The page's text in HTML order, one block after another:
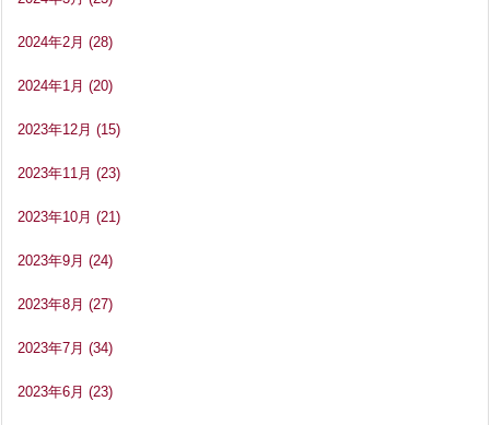
2024年2月 (28)
2024年1月 (20)
2023年12月 (15)
2023年11月 (23)
2023年10月 (21)
2023年9月 (24)
2023年8月 (27)
2023年7月 (34)
2023年6月 (23)